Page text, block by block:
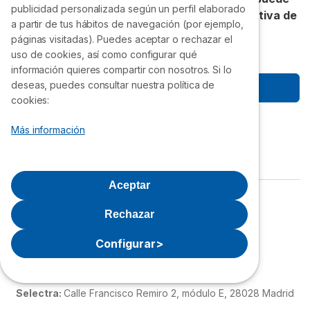
ofrecerte. Únete gratis a la VII Compra Colectiva de
Selectra.
Empezar a ahorrar
Política de privacidad
Política de cookies
Selectra: Calle Francisco Remiro 2, módulo E, 28028 Madrid
publicidad personalizada según un perfil elaborado
a partir de tus hábitos de navegación (por ejemplo,
páginas visitadas). Puedes aceptar o rechazar el
uso de cookies, así como configurar qué
información quieres compartir con nosotros. Si lo
deseas, puedes consultar nuestra política de
cookies:
Más información
Configurar>
Rechazar
Aceptar